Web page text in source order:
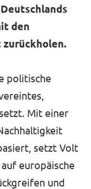
den
politische
Mit einer
setzt Volt
europäische
und